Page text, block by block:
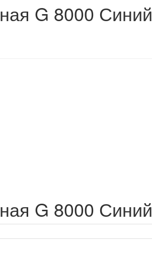
G 8000 Синий
G 8000 Синий